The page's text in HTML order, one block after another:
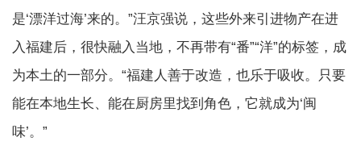
是‘漂洋过海’来的。”汪京强说，这些外来引进物产在进
入福建后，很快融入当地，不再带有“番”“洋”的标签，成
为本土的一部分。“福建人善于改造，也乐于吸收。只要
能在本地生长、能在厨房里找到角色，它就成为‘闽
味’。”